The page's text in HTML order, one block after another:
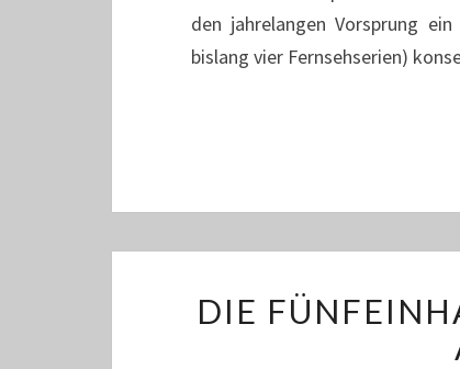
den jahrelangen Vorsprung
bislang vier Fernsehserien)
DIE